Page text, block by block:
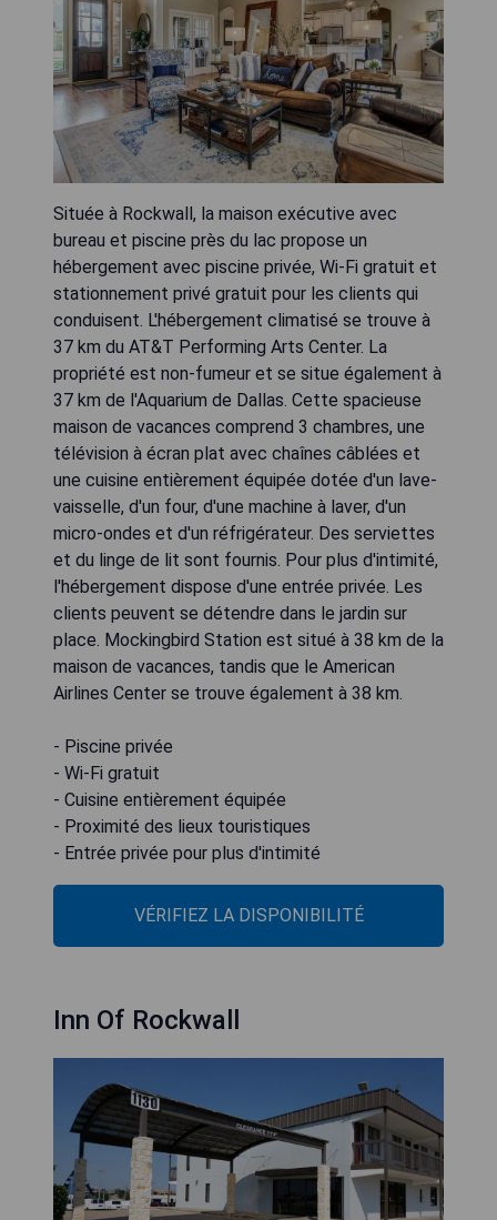
Située à Rockwall, la maison exécutive avec
bureau et piscine près du lac propose un
hébergement avec piscine privée, Wi-Fi gratuit et
stationnement privé gratuit pour les clients qui
conduisent. L'hébergement climatisé se trouve à
37 km du AT&T Performing Arts Center. La
propriété est non-fumeur et se situe également à
37 km de l'Aquarium de Dallas. Cette spacieuse
maison de vacances comprend 3 chambres, une
télévision à écran plat avec chaînes câblées et
une cuisine entièrement équipée dotée d'un lave-
vaisselle, d'un four, d'une machine à laver, d'un
micro-ondes et d'un réfrigérateur. Des serviettes
et du linge de lit sont fournis. Pour plus d'intimité,
l'hébergement dispose d'une entrée privée. Les
clients peuvent se détendre dans le jardin sur
place. Mockingbird Station est situé à 38 km de la
maison de vacances, tandis que le American
Airlines Center se trouve également à 38 km.
- Piscine privée
- Wi-Fi gratuit
- Cuisine entièrement équipée
- Proximité des lieux touristiques
- Entrée privée pour plus d'intimité
VÉRIFIEZ LA DISPONIBILITÉ
Inn Of Rockwall